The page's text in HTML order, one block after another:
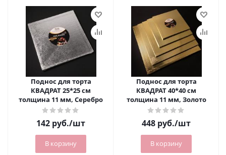
Поднос для торта
КВАДРАТ 25*25 см
толщина 11 мм, Серебро
142 руб./шт
В корзину
Поднос для торта
КВАДРАТ 40*40 см
толщина 11 мм, Золото
448 руб./шт
В корзину